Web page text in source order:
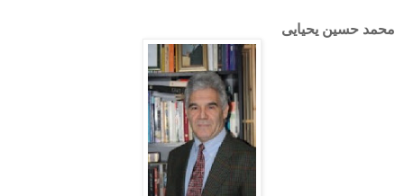
محمد حسین یحیایی